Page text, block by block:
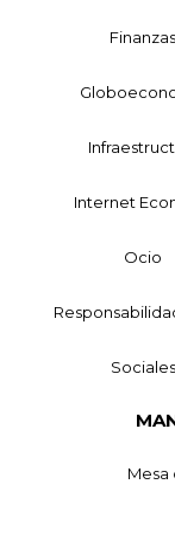
Finanzas
Internet
Ocio
Sociales
Mesa